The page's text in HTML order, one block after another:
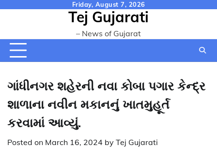
Friday, August 7, 2026
Tej Gujarati
– News of Gujarat
ગાંધીનગર શહેરની નવા કોબા પગાર કેન્દ્ર
શાળાના નવીન મકાનનું ખાતમુહૂર્ત
કરવામાં આવ્યું.
Posted on March 16, 2024 by Tej Gujarati